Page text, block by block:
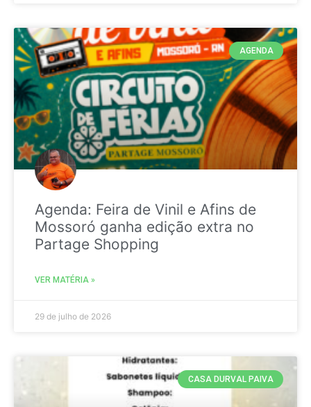
AGENDA
Agenda: Feira de Vinil e Afins de
Mossoró ganha edição extra no
Partage Shopping
VER MATÉRIA »
29 de julho de 2026
CASA DURVAL PAIVA